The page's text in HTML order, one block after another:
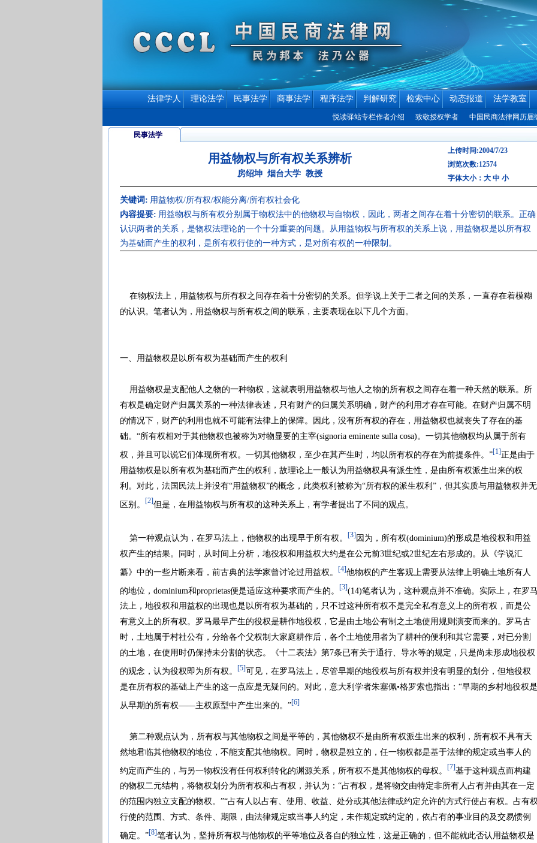
法律学人 理论法学 民事法学 商事法学 程序法学 判解研究 检索中心 动态报道 法学教室
悦读驿站专栏作者介绍 致敬授权学者 中国民商法律网历届编辑联
民事法学
用益物权与所有权关系辨析
房绍坤 烟台大学 教授
上传时间:2004/7/23
浏览次数:12574
字体大小： 大 中 小
关键词: 用益物权/所有权/权能分离/所有权社会化
内容提要: 用益物权与所有权分别属于物权法中的他物权与自物权，因此，两者之间存在着十分密切的联系。正确
认识两者的关系，是物权法理论的一个十分重要的问题。从用益物权与所有权的关系上说，用益物权是以所有权
为基础而产生的权利，是所有权行使的一种方式，是对所有权的一种限制。
在物权法上，用益物权与所有权之间存在着十分密切的关系。但学说上关于二者之间的关系，一直存在着模糊
的认识。笔者认为，用益物权与所有权之间的联系，主要表现在以下几个方面。
一、用益物权是以所有权为基础而产生的权利
用益物权是支配他人之物的一种物权，这就表明用益物权与他人之物的所有权之间存在着一种天然的联系。所
有权是确定财产归属关系的一种法律表述，只有财产的归属关系明确，财产的利用才存在可能。在财产归属不明
的情况下，财产的利用也就不可能有法律上的保障。因此，没有所有权的存在，用益物权也就丧失了存在的基
础。“所有权相对于其他物权也被称为对物显要的主宰(signoria eminente sulla cosa)。一切其他物权均从属于所有
权，并且可以说它们体现所有权。一切其他物权，至少在其产生时，均以所有权的存在为前提条件。”[1]正是由于
用益物权是以所有权为基础而产生的权利，故理论上一般认为用益物权具有派生性，是由所有权派生出来的权
利。对此，法国民法上并没有“用益物权”的概念，此类权利被称为“所有权的派生权利”，但其实质与用益物权并无
区别。 [2] 但是，在用益物权与所有权的这种关系上，有学者提出了不同的观点。
第一种观点认为，在罗马法上，他物权的出现早于所有权。 [3] 因为，所有权(dominium)的形成是地役权和用益
权产生的结果。同时，从时间上分析，地役权和用益权大约是在公元前3世纪或2世纪左右形成的。从《学说汇
纂》中的一些片断来看，前古典的法学家曾讨论过用益权。 [4]他物权的产生客观上需要从法律上明确土地所有人
的地位，dominium和proprietas便是适应这种要求而产生的。 [3] (14)笔者认为，这种观点并不准确。实际上，在罗
法上，地役权和用益权的出现也是以所有权为基础的，只不过这种所有权不是完全私有意义上的所有权，而是公
有意义上的所有权。罗马最早产生的役权是耕作地役权，它是由土地公有制之土地使用规则演变而来的。罗马古
时，土地属于村社公有，分给各个父权制大家庭耕作后，各个土地使用者为了耕种的便利和其它需要，对已分割
的土地，在使用时仍保持未分割的状态。《十二表法》第7条已有关于通行、导水等的规定，只是尚未形成地役权
的观念，认为役权即为所有权。 [5] 可见，在罗马法上，尽管早期的地役权与所有权并没有明显的划分，但地役权
是在所有权的基础上产生的这一点应是无疑问的。对此，意大利学者朱塞佩•格罗索也指出：“早期的乡村地役权是
从早期的所有权——主权原型中产生出来的。”[6]
第二种观点认为，所有权与其他物权之间是平等的，其他物权不是由所有权派生出来的权利，所有权不具有天
然地君临其他物权的地位，不能支配其他物权。同时，物权是独立的，任一物权都是基于法律的规定或当事人的
约定而产生的，与另一物权没有任何权利转化的渊源关系，所有权不是其他物权的母权。 [7] 基于这种观点而构建
的物权二元结构，将物权划分为所有权和占有权，并认为：“占有权，是将物交由特定非所有人占有并由其在一定
的范围内独立支配的物权。”“占有人以占有、使用、收益、处分或其他法律或约定允许的方式行使占有权。占有
行使的范围、方式、条件、期限，由法律规定或当事人约定，未作规定或约定的，依占有的事业目的及交易惯例
确定。”[8] 笔者认为，坚持所有权与他物权的平等地位及各自的独立性，这是正确的，但不能就此否认用益物权是